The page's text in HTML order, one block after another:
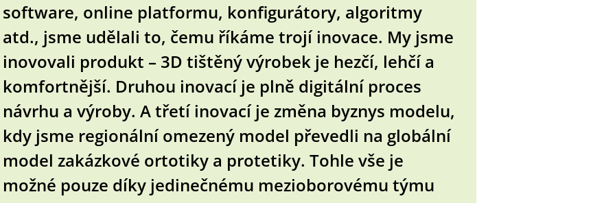
software, online platformu, konfigurátory, algoritmy
atd., jsme udělali to, čemu říkáme trojí inovace. My jsme
inovovali produkt – 3D tištěný výrobek je hezčí, lehčí a
komfortnější. Druhou inovací je plně digitální proces
návrhu a výroby. A třetí inovací je změna byznys modelu,
kdy jsme regionální omezený model převedli na globální
model zakázkové ortotiky a protetiky. Tohle vše je
možné pouze díky jedinečnému mezioborovému týmu